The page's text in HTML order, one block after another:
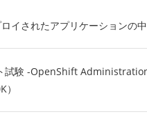
イされたアプリケーションの
試験 -OpenShift